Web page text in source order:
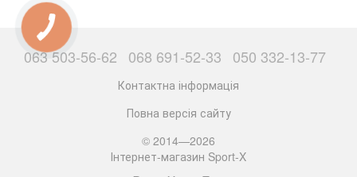
063 503-56-62 068 691-52-33 050 332-13-77
Контактна інформація
Повна версія сайту
© 2014—2026
Інтернет-магазин Sport-X